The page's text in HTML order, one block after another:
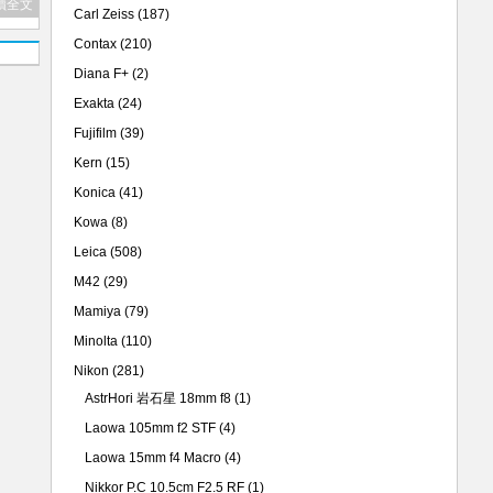
全文
Carl Zeiss (187)
Contax (210)
Diana F+ (2)
Exakta (24)
Fujifilm (39)
Kern (15)
Konica (41)
Kowa (8)
Leica (508)
M42 (29)
Mamiya (79)
Minolta (110)
Nikon (281)
AstrHori 岩石星 18mm f8 (1)
Laowa 105mm f2 STF (4)
Laowa 15mm f4 Macro (4)
Nikkor P.C 10.5cm F2.5 RF (1)